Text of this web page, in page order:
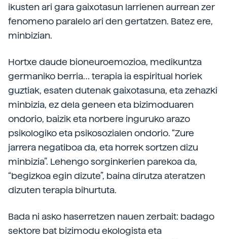
ikusten ari gara gaixotasun larrienen aurrean zer
fenomeno paralelo ari den gertatzen. Batez ere,
minbizian.
Hortxe daude bioneuroemozioa, medikuntza
germaniko berria… terapia ia espiritual horiek
guztiak, esaten dutenak gaixotasuna, eta zehazki
minbizia, ez dela geneen eta bizimoduaren
ondorio, baizik eta norbere inguruko arazo
psikologiko eta psikosozialen ondorio. “Zure
jarrera negatiboa da, eta horrek sortzen dizu
minbizia”. Lehengo sorginkerien parekoa da,
“begizkoa egin dizute”, baina dirutza ateratzen
dizuten terapia bihurtuta.
Bada ni asko haserretzen nauen zerbait: badago
sektore bat bizimodu ekologista eta